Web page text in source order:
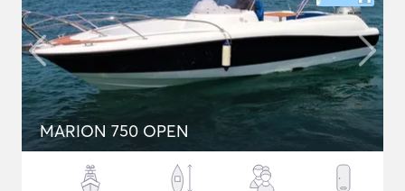
MARION 750 OPEN